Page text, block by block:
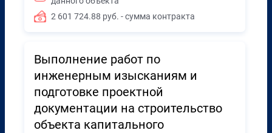
2 601 724.88 руб. - сумма контракта
Выполнение работ по
инженерным изысканиям и
подготовке проектной
документации на строительство
объекта капитального